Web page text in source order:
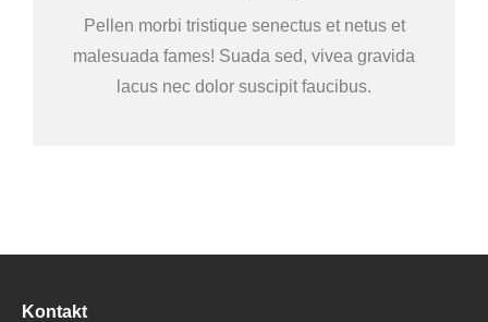
Pellen morbi tristique senectus et netus et
malesuada fames! Suada sed, vivea gravida
lacus nec dolor suscipit faucibus.
Kontakt